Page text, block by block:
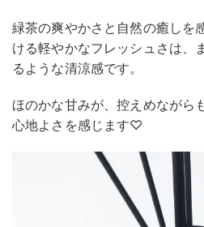
緑茶の爽やかさと自然の癒しを
ける軽やかなフレッシュさは、
るような清涼感です。
ほのかな甘みが、控えめながら
心地よさを感じます♡